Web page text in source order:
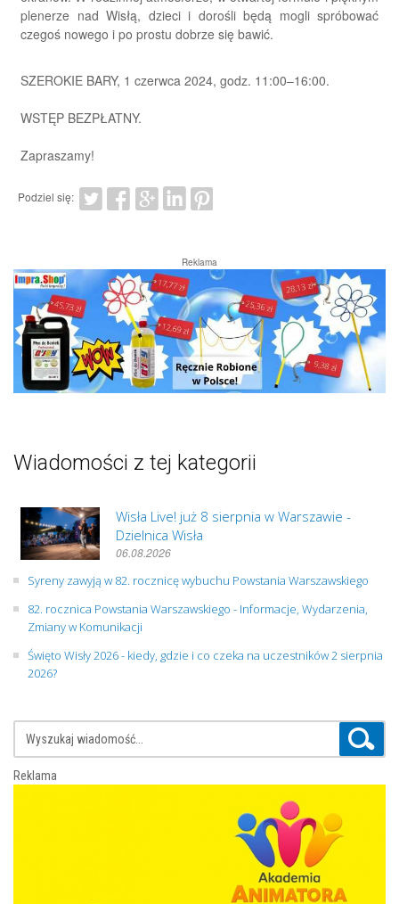
plenerze nad Wisłą, dzieci i dorośli będą mogli spróbować
czegoś nowego i po prostu dobrze się bawić.
SZEROKIE BARY, 1 czerwca 2024, godz. 11:00–16:00.
WSTĘP BEZPŁATNY.
Zapraszamy!
Podziel się:
Reklama
Wiadomości z tej kategorii
Wisła Live! już 8 sierpnia w Warszawie -
Dzielnica Wisła
06.08.2026
Syreny zawyją w 82. rocznicę wybuchu Powstania Warszawskiego
82. rocznica Powstania Warszawskiego - Informacje, Wydarzenia,
Zmiany w Komunikacji
Święto Wisły 2026 - kiedy, gdzie i co czeka na uczestników 2 sierpnia
2026?
Reklama